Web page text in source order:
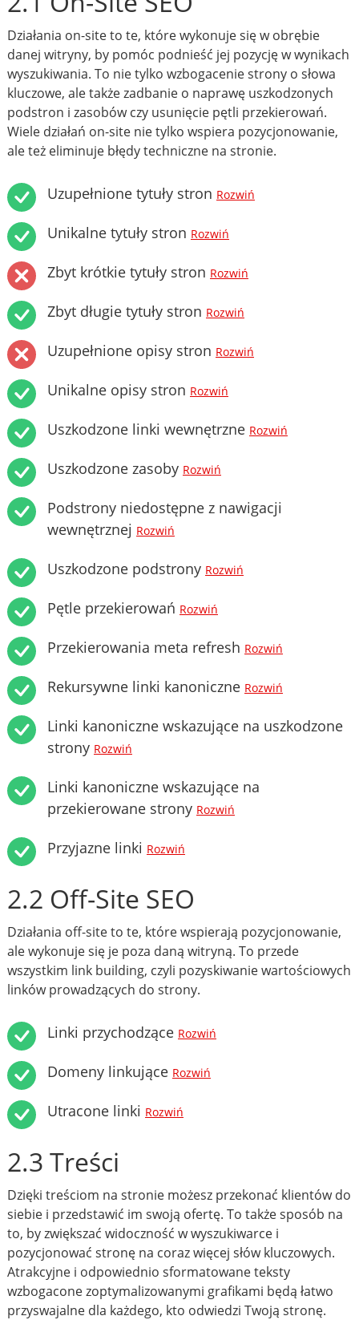
Działania on-site to te, które wykonuje się w obrębie
danej witryny, by pomóc podnieść jej pozycję w wynikach
wyszukiwania. To nie tylko wzbogacenie strony o słowa
kluczowe, ale także zadbanie o naprawę uszkodzonych
podstron i zasobów czy usunięcie pętli przekierowań.
Wiele działań on-site nie tylko wspiera pozycjonowanie,
ale też eliminuje błędy techniczne na stronie.
Uzupełnione tytuły stron Rozwiń
Unikalne tytuły stron Rozwiń
Zbyt krótkie tytuły stron Rozwiń
Zbyt długie tytuły stron Rozwiń
Uzupełnione opisy stron Rozwiń
Unikalne opisy stron Rozwiń
Uszkodzone linki wewnętrzne Rozwiń
Uszkodzone zasoby Rozwiń
Podstrony niedostępne z nawigacji
wewnętrznej Rozwiń
Uszkodzone podstrony Rozwiń
Pętle przekierowań Rozwiń
Przekierowania meta refresh Rozwiń
Rekursywne linki kanoniczne Rozwiń
Linki kanoniczne wskazujące na uszkodzone
strony Rozwiń
Linki kanoniczne wskazujące na
przekierowane strony Rozwiń
Przyjazne linki Rozwiń
2.2 Off-Site SEO
Działania off-site to te, które wspierają pozycjonowanie,
ale wykonuje się je poza daną witryną. To przede
wszystkim link building, czyli pozyskiwanie wartościowych
linków prowadzących do strony.
Linki przychodzące Rozwiń
Domeny linkujące Rozwiń
Utracone linki Rozwiń
2.3 Treści
Dzięki treściom na stronie możesz przekonać klientów do
siebie i przedstawić im swoją ofertę. To także sposób na
to, by zwiększać widoczność w wyszukiwarce i
pozycjonować stronę na coraz więcej słów kluczowych.
Atrakcyjne i odpowiednio sformatowane teksty
wzbogacone zoptymalizowanymi grafikami będą łatwo
przyswajalne dla każdego, kto odwiedzi Twoją stronę.